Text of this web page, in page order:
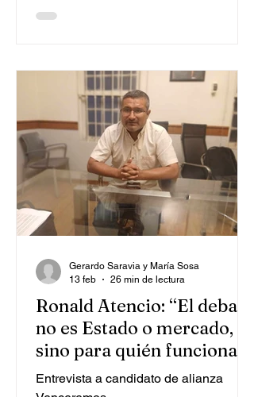
Ronald Atencio: “El debate
no es Estado o mercado,
sino para quién funciona la
economía”
Entrevista a candidato de alianza
Gerardo Saravia y María Sosa
13 feb
26 min de lectura